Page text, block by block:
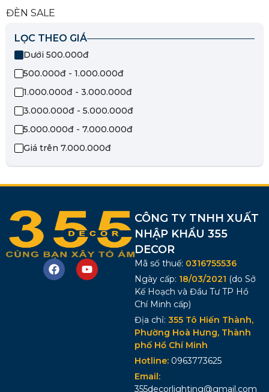
ĐÈN SALE
LỌC THEO GIÁ
Dưới 500.000đ
500.000đ - 1.000.000đ
1.000.000đ - 3.000.000đ
3.000.000đ - 5.000.000đ
5.000.000đ - 7.000.000đ
Giá trên 7.000.000đ
CÔNG TY TNHH XUẤT
NHẬP KHẨU 355
DECOR
Mã số thuế: 0316755536
Ngày cấp: 18/03/2021 (do Sở
Kế Hoạch và Đầu Tư TP Hồ
Chí Minh cấp)
Địa chỉ: 355 Tô Hiến Thành,
Phường Hoà Hưng, Thành
phố Hồ Chí Minh
Hotline: 0963773625
Email:
355decorlighting@gmail.com